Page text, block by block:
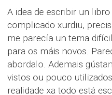
A idea de escribir un
complicado xurdiu,
me parecía un tema
para os máis novos.
abordalo. Ademais
vistos ou pouco
realidade xa todo está